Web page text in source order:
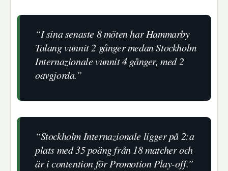
“I sina senaste 8 möten har Hammarby
Talang vunnit 2 gånger medan Stockholm
Internazionale vunnit 4 gånger, med 2
oavgjorda.”
“Stockholm Internazionale ligger på 2:a
plats med 35 poäng från 18 matcher och
är i contention för Promotion Play-off.”